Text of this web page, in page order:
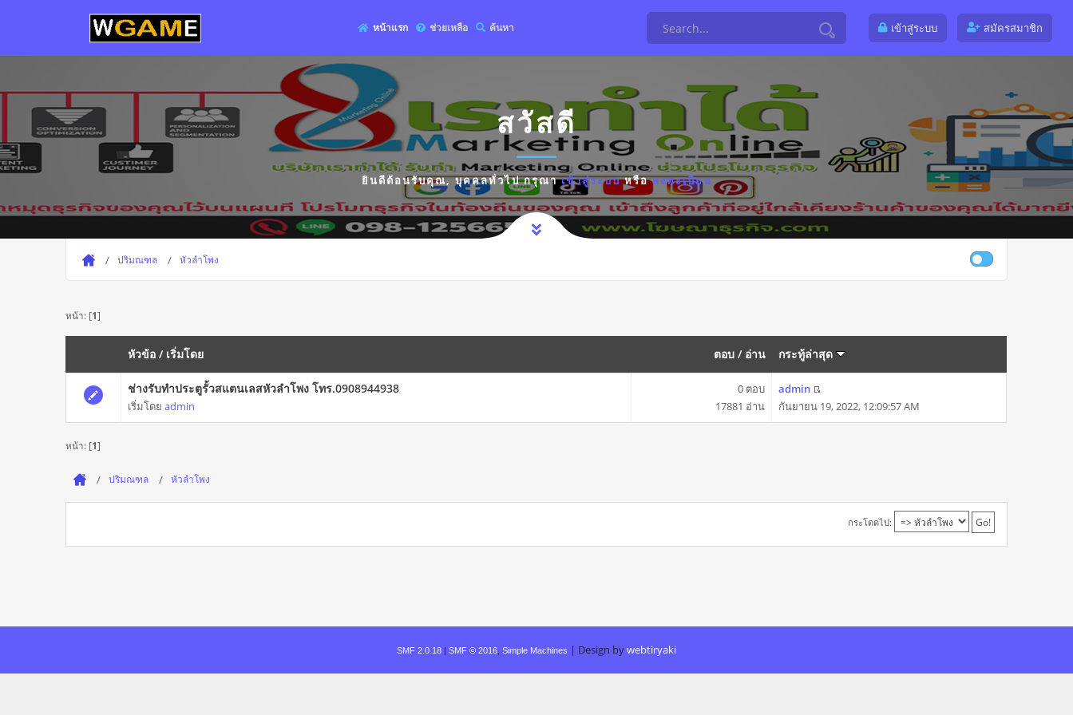
หน้าแรก ช่วยเหลือ ค้นหา เข้าสู่ระบบ สมัครสมาชิก
สวัสดี
ยินดีต้อนรับคุณ,บุคคลทั่วไปกรุณาเข้าสู่ระบบหรือลงทะเบียน
ปริมณฑล หัวลำโพง
หน้า: [1]
หัวข้อ / เริ่มโดย ตอบ / อ่าน กระทู้ล่าสุด
ช่างรับทำประตูรั้วสแตนเลสหัวลำโพง โทร.0908944938
เริ่มโดยadmin
0 ตอบ
17881 อ่าน
admin
กันยายน 19, 2022, 12:09:57 AM
หน้า: [1]
ปริมณฑล หัวลำโพง
กระโดดไป:
SMF 2.0.18 | SMF © 2016 Simple Machines | Design bywebtiryaki